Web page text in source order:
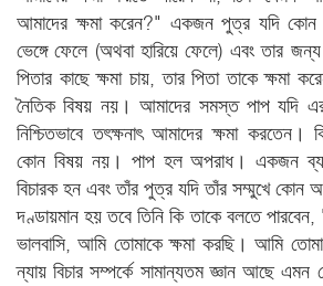
আমাদের ক্ষমা করেন?" একজন পুত্র যদি কোন
ভেঙ্গে ফেলে (অথবা হারিয়ে ফেলে) এবং তার
পিতার কাছে ক্ষমা চায়, তার পিতা তাকে ক্ষমা
নৈতিক বিষয় নয়। আমাদের সমস্ত পাপ যদি
নিশ্চিতভাবে তৎক্ষনাৎ আমাদের ক্ষমা
কোন বিষয় নয়। পাপ হল অপরাধ। একজন
বিচারক হন এবং তাঁর পুত্র যদি তাঁর সম্মুখে কোন
দণ্ডায়মান হয় তবে তিনি কি তাকে বলতে
ভালবাসি, আমি তোমাকে ক্ষমা করছি। আমি
ন্যায় বিচার সম্পর্কে সামান্যতম জ্ঞান আছে এমন